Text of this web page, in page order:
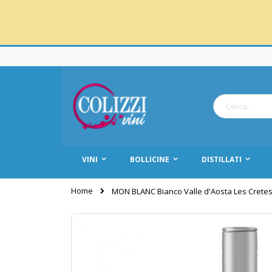
al
Cerca
VINI BOLLICINE DISTILLATI
Home MON BLANC Bianco Valle d'Aosta Les Cretes
Vai